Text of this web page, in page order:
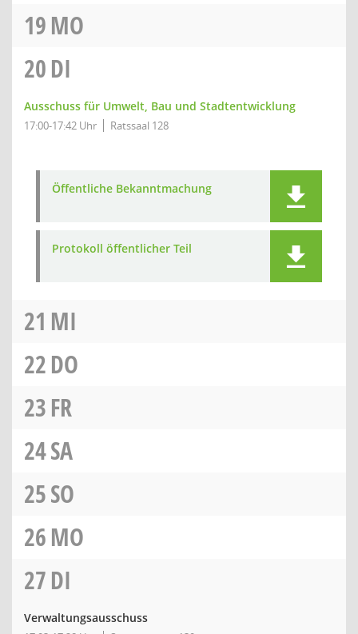
19MO
20DI
Ausschuss für Umwelt, Bau und Stadtentwicklung
17:00-17:42 Uhr Ratssaal 128
Öffentliche Bekanntmachung
Protokoll öffentlicher Teil
21 MI
22DO
23FR
24SA
25SO
26MO
27DI
Verwaltungsausschuss